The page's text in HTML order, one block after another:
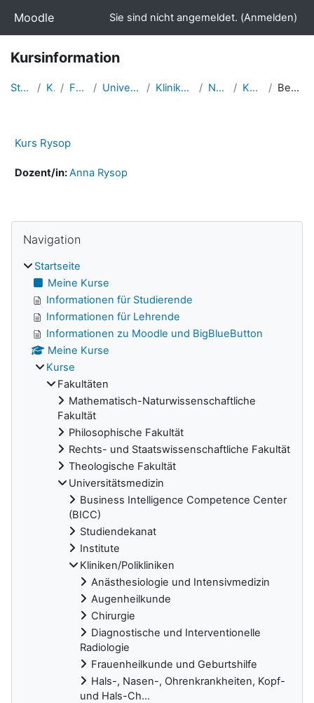
Moodle Sie sind nicht angemeldet. (Anmelden)
Kursinformation
Startseite Kurse Fakultäten Universitätsmedizin Kliniken/Polikliniken Neurologie Kurs Rysop Beschreibung
Kurs Rysop
Dozent/in:Anna Rysop
Navigation
Startseite
Meine Kurse
Informationen für Studierende
Informationen für Lehrende
Informationen zu Moodle und BigBlueButton
Meine Kurse
Kurse
Fakultäten
Mathematisch-Naturwissenschaftliche
Fakultät
Philosophische Fakultät
Rechts- und Staatswissenschaftliche Fakultät
Theologische Fakultät
Universitätsmedizin
Business Intelligence Competence Center
(BICC)
Studiendekanat
Institute
Kliniken/Polikliniken
Anästhesiologie und Intensivmedizin
Augenheilkunde
Chirurgie
Diagnostische und Interventionelle
Radiologie
Frauenheilkunde und Geburtshilfe
Hals-, Nasen-, Ohrenkrankheiten, Kopf-
und Hals-Ch...